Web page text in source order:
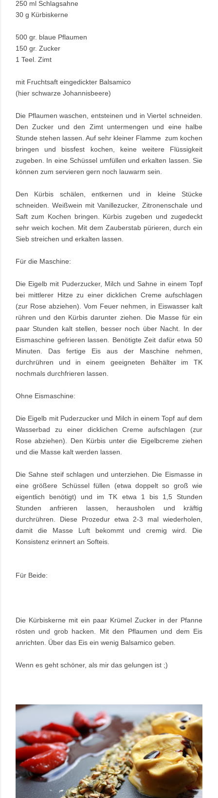
250 ml Schlagsahne
30 g Kürbiskerne
500 gr. blaue Pflaumen
150 gr. Zucker
1 Teel. Zimt
mit Fruchtsaft eingedickter Balsamico
(hier schwarze Johannisbeere)
Die Pflaumen waschen, entsteinen und in Viertel schneiden.
Den Zucker und den Zimt untermengen und eine halbe
Stunde stehen lassen. Auf sehr kleiner Flamme zum kochen
bringen und bissfest kochen, keine weitere Flüssigkeit
zugeben. In eine Schüssel umfüllen und erkalten lassen. Sie
können zum servieren gern noch lauwarm sein.
Den Kürbis schälen, entkernen und in kleine Stücke
schneiden. Weißwein mit Vanillezucker, Zitronenschale und
Saft zum Kochen bringen. Kürbis zugeben und zugedeckt
sehr weich kochen. Mit dem Zauberstab pürieren, durch ein
Sieb streichen und erkalten lassen.
Für die Maschine:
Die Eigelb mit Puderzucker, Milch und Sahne in einem Topf
bei mittlerer Hitze zu einer dicklichen Creme aufschlagen
(zur Rose abziehen). Vom Feuer nehmen, in Eiswasser kalt
rühren und den Kürbis darunter ziehen. Die Masse für ein
paar Stunden kalt stellen, besser noch über Nacht. In der
Eismaschine gefrieren lassen. Benötigte Zeit dafür etwa 50
Minuten. Das fertige Eis aus der Maschine nehmen,
durchrühren und in einem geeigneten Behälter im TK
nochmals durchfrieren lassen.
Ohne Eismaschine:
Die Eigelb mit Puderzucker und Milch in einem Topf auf dem
Wasserbad zu einer dicklichen Creme aufschlagen (zur
Rose abziehen). Den Kürbis unter die Eigelbcreme ziehen
und die Masse kalt werden lassen.
Die Sahne steif schlagen und unterziehen. Die Eismasse in
eine größere Schüssel füllen (etwa doppelt so groß wie
eigentlich benötigt) und im TK etwa 1 bis 1,5 Stunden
Stunden anfrieren lassen, herausholen und kräftig
durchrühren. Diese Prozedur etwa 2-3 mal wiederholen,
damit die Masse Luft bekommt und cremig wird. Die
Konsistenz erinnert an Softeis.
Für Beide:
Die Kürbiskerne mit ein paar Krümel Zucker in der Pfanne
rösten und grob hacken. Mit den Pflaumen und dem Eis
anrichten. Über das Eis ein wenig Balsamico geben.
Wenn es geht schöner, als mir das gelungen ist ;)